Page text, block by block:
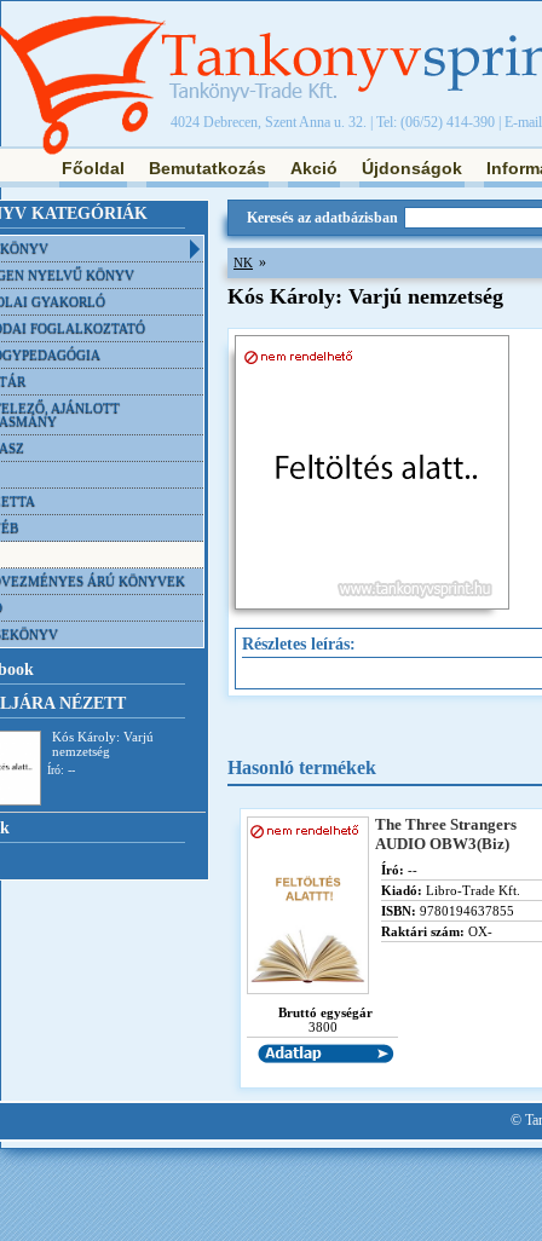
4024 Debrecen, Szent Anna u. 32. | Tel: (06/52) 414-390 | E-
Főoldal Bemutatkozás Akció Újdonságok
KATEGÓRIÁK
NYELVŰ KÖNYV
GYAKORLÓ
FOGLALKOZTATÓ
AJÁNLOTT
ÁRÚ KÖNYVEK
NÉZETT
Kós Károly: Varjú
nemzetség
Író: --
Keresés az adatbázisban
NK »
Kós Károly: Varjú nemzetség
Részletes leírás:
Hasonló termékek
The Three Strangers
AUDIO OBW3(Biz)
Író: --
Kiadó: Libro-Trade Kft.
ISBN: 9780194637855
Raktári szám: OX-
Bruttó egységár
3800
©